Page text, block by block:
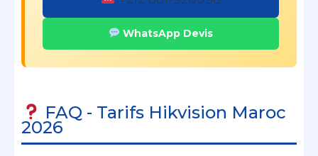
WhatsApp Devis
FAQ - Tarifs Hikvision Maroc
2026